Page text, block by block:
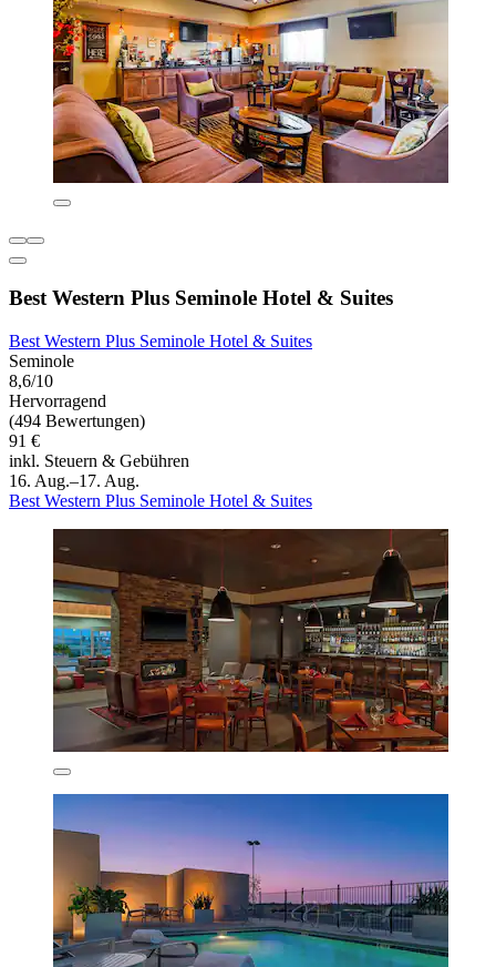
Best Western Plus Seminole Hotel & Suites
Best Western Plus Seminole Hotel & Suites
Seminole
8,6/10
Hervorragend
(494 Bewertungen)
91 €
inkl. Steuern & Gebühren
16. Aug.–17. Aug.
Best Western Plus Seminole Hotel & Suites